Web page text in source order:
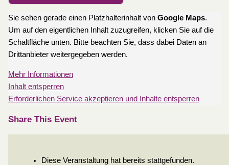
Sie sehen gerade einen Platzhalterinhalt von Google Maps.
Um auf den eigentlichen Inhalt zuzugreifen, klicken Sie auf die
Schaltfläche unten. Bitte beachten Sie, dass dabei Daten an
Drittanbieter weitergegeben werden.
Mehr Informationen
Inhalt entsperren
Erforderlichen Service akzeptieren und Inhalte entsperren
Share This Event
Diese Veranstaltung hat bereits stattgefunden.